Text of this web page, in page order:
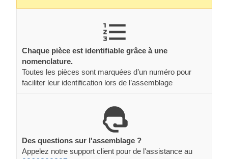
Chaque pièce est identifiable grâce à une
nomenclature.
Toutes les pièces sont marquées d’un numéro pour
faciliter leur identification lors de l’assemblage
Des questions sur l'assemblage ?
Appelez notre support client pour de l'assistance au